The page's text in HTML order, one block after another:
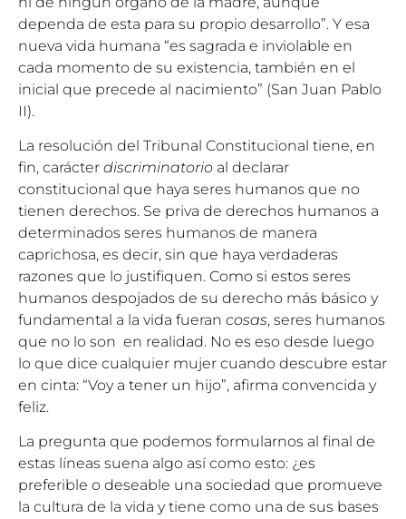
dependa de esta para su propio desarrollo”. Y esa
nueva vida humana “es sagrada e inviolable en
cada momento de su existencia, también en el
inicial que precede al nacimiento” (San Juan Pablo
II).
La resolución del Tribunal Constitucional tiene, en
fin, carácter discriminatorio al declarar
constitucional que haya seres humanos que no
tienen derechos. Se priva de derechos humanos a
determinados seres humanos de manera
caprichosa, es decir, sin que haya verdaderas
razones que lo justifiquen. Como si estos seres
humanos despojados de su derecho más básico y
fundamental a la vida fueran cosas, seres humanos
que no lo son en realidad. No es eso desde luego
lo que dice cualquier mujer cuando descubre estar
en cinta: “Voy a tener un hijo”, afirma convencida y
feliz.
La pregunta que podemos formularnos al final de
estas líneas suena algo así como esto: ¿es
preferible o deseable una sociedad que promueve
la cultura de la vida y tiene como una de sus bases